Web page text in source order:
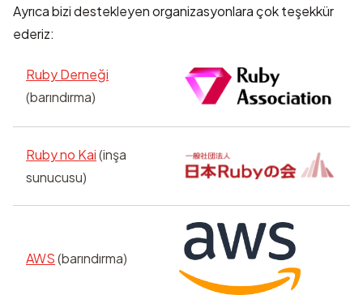
Ayrıca bizi destekleyen organizasyonlara çok teşekkür
ederiz:
Ruby Derneği
(barındırma)
Ruby no Kai(inşa
sunucusu)
AWS(barındırma)